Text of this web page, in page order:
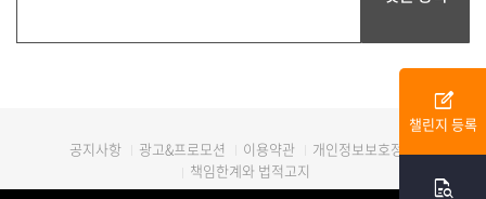
edit_square
챌린지 등록
quick_reference_all
공지사항 광고&프로모션 이용약관
개인정보보호정책
책임한계와 법적고지